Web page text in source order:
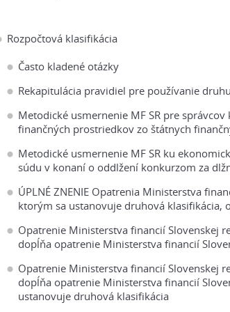
Rozpočtová klasifikácia
Často kladené otázky
Rekapitulácia pravidiel pre používanie
Metodické usmernenie MF SR pre
finančných prostriedkov zo štátnych
Metodické usmernenie MF SR ku
súdu v konaní o oddlžení konkurzom za
ÚPLNÉ ZNENIE Opatrenia Ministerstva
ktorým sa ustanovuje druhová klasifikácia,
Opatrenie Ministerstva financií Slovenskej
dopĺňa opatrenie Ministerstva financií
Opatrenie Ministerstva financií Slovenskej
dopĺňa opatrenie Ministerstva financií
ustanovuje druhová klasifikácia